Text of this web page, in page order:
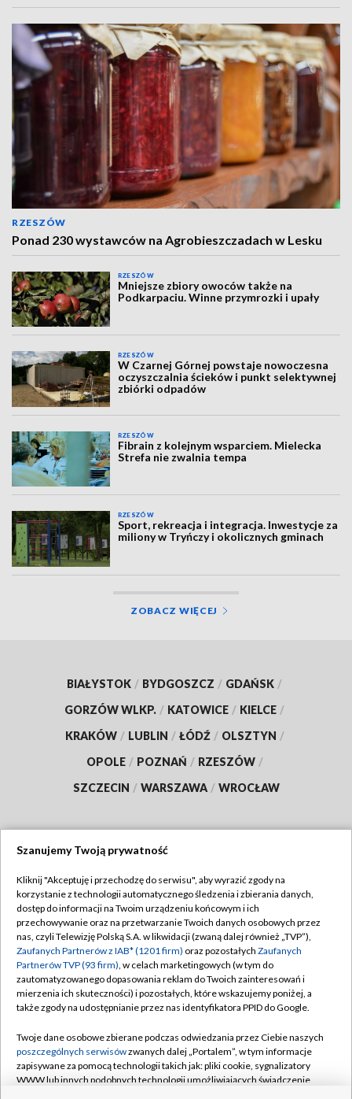
RZESZÓW
Ponad 230 wystawców na Agrobieszczadach w Lesku
RZESZÓW
Mniejsze zbiory owoców także na
Podkarpaciu. Winne przymrozki i upały
RZESZÓW
W Czarnej Górnej powstaje nowoczesna
oczyszczalnia ścieków i punkt selektywnej
zbiórki odpadów
RZESZÓW
Fibrain z kolejnym wsparciem. Mielecka
Strefa nie zwalnia tempa
RZESZÓW
Sport, rekreacja i integracja. Inwestycje za
miliony w Tryńczy i okolicznych gminach
ZOBACZ WIĘCEJ
BIAŁYSTOK / BYDGOSZCZ / GDAŃSK /
GORZÓW WLKP. / KATOWICE / KIELCE /
KRAKÓW / LUBLIN / ŁÓDŹ / OLSZTYN /
OPOLE / POZNAŃ / RZESZÓW /
SZCZECIN / WARSZAWA / WROCŁAW
TVP
Abonament TVP
Emisja w TVP
Centrum informacji TVP
Naziemna Telewizja Cyfrowa
Rada Programowa
System NOS
Regulamin TVP
Polityka prywatności
Moje zgody
Pomoc
Kontakt
Szanujemy Twoją prywatność
Kliknij "Akceptuję i przechodzę do serwisu", aby wyrazić zgody na
korzystanie z technologii automatycznego śledzenia i zbierania danych,
dostęp do informacji na Twoim urządzeniu końcowym i ich
przechowywanie oraz na przetwarzanie Twoich danych osobowych przez
nas, czyli Telewizję Polską S.A. w likwidacji (zwaną dalej również „TVP”),
Zaufanych Partnerów z IAB* (1201 firm) oraz pozostałych Zaufanych
Partnerów TVP (93 firm), w celach marketingowych (w tym do
zautomatyzowanego dopasowania reklam do Twoich zainteresowań i
mierzenia ich skuteczności) i pozostałych, które wskazujemy poniżej, a
także zgody na udostępnianie przez nas identyfikatora PPID do Google.
Twoje dane osobowe zbierane podczas odwiedzania przez Ciebie naszych
poszczególnych serwisówzwanych dalej „Portalem”, w tym informacje
zapisywane za pomocą technologii takich jak: pliki cookie, sygnalizatory
WWW lub innych podobnych technologii umożliwiających świadczenie